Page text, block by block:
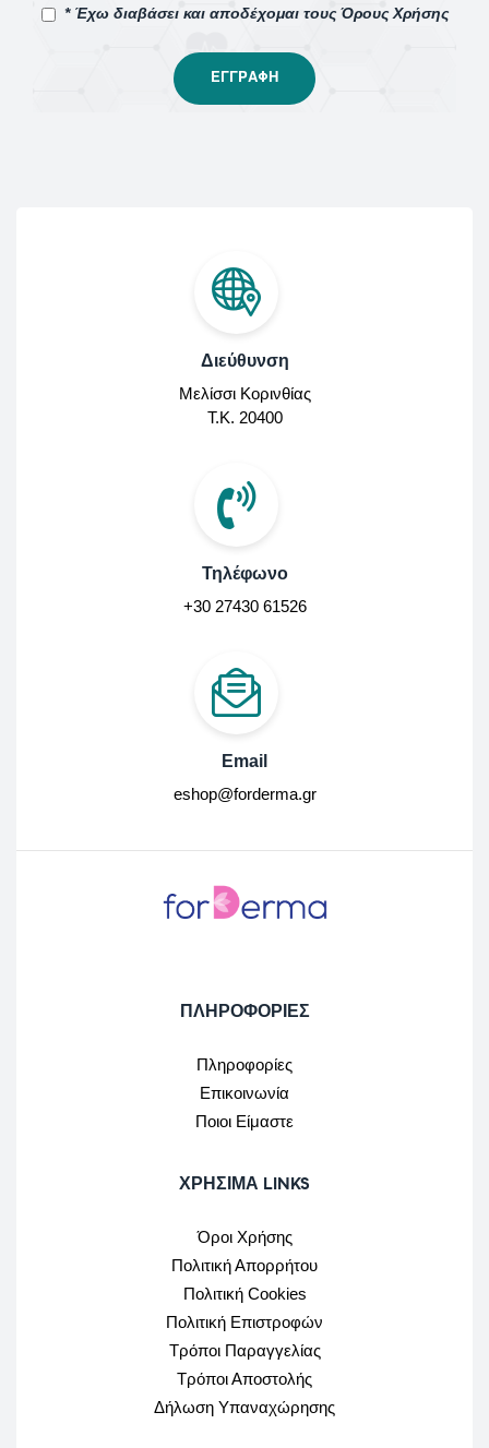
* Έχω διαβάσει και αποδέχομαι τους Όρους Χρήσης
Διεύθυνση
Μελίσσι Κορινθίας
Τ.Κ. 20400
Τηλέφωνο
+30 27430 61526
Email
eshop@forderma.gr
ΠΛΗΡΟΦΟΡΙΕΣ
Πληροφορίες
Επικοινωνία
Ποιοι Είμαστε
ΧΡΉΣΙΜΑ LINKS
Όροι Χρήσης
Πολιτική Απορρήτου
Πολιτική Cookies
Πολιτική Επιστροφών
Τρόποι Παραγγελίας
Τρόποι Αποστολής
Δήλωση Υπαναχώρησης